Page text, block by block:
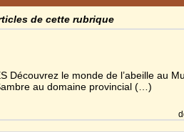
de cette rubrique
Découvrez le monde de l’abeille au
au domaine provincial (…)